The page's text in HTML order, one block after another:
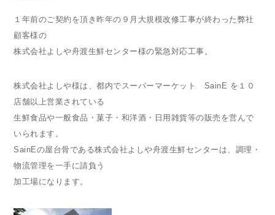
１年前のご契約を頂き昨年の９月大規模改修工事が終わった弊社
顧客様の
株式会社よしや舟渡生鮮センター様の緊急対応工事。
株式会社よしや様は、都内でスーパーマーケット SainE を１０
店舗以上営業されている
生鮮食品や一般食品・菓子・和洋酒・日用雑貨等の販売を営んで
いられます。
SainEの屋台骨である株式会社よしや舟渡生鮮センターは、調理・
物流管理を一手に請負う
加工場になります。